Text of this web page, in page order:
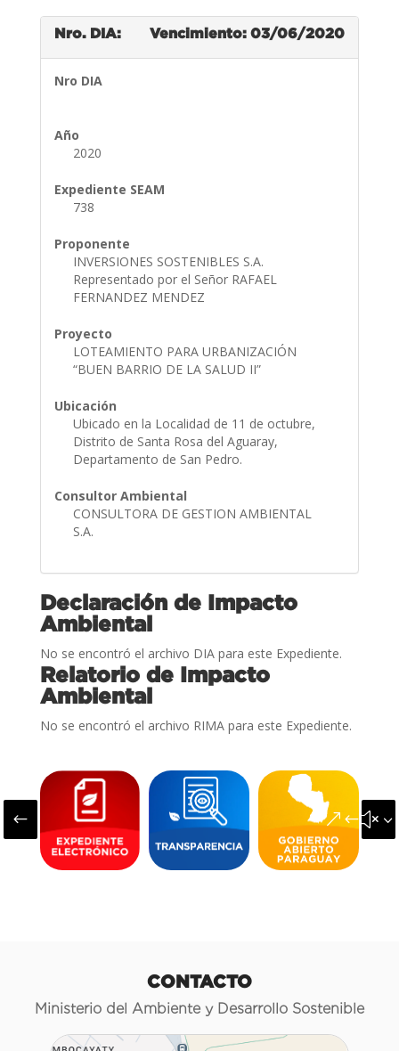
Nro. DIA: Vencimiento: 03/06/2020
Nro DIA
Año
2020
Expediente SEAM
738
Proponente
INVERSIONES SOSTENIBLES S.A.
Representado por el Señor RAFAEL
FERNANDEZ MENDEZ
Proyecto
LOTEAMIENTO PARA URBANIZACIÓN
“BUEN BARRIO DE LA SALUD II”
Ubicación
Ubicado en la Localidad de 11 de octubre,
Distrito de Santa Rosa del Aguaray,
Departamento de San Pedro.
Consultor Ambiental
CONSULTORA DE GESTION AMBIENTAL
S.A.
Declaración de Impacto
Ambiental
No se encontró el archivo DIA para este Expediente.
Relatorio de Impacto
Ambiental
No se encontró el archivo RIMA para este Expediente.
#
CONTACTO
Ministerio del Ambiente y Desarrollo Sostenible